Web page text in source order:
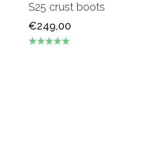
S25 crust boots
€249,00